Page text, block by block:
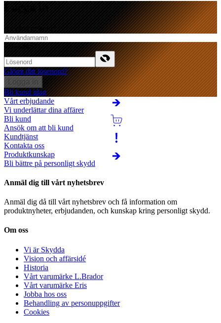
Logga in
Användarnamn*
Lösenord*
Glömt ditt lösenord?
Logga in
Bli kund idag
Vårt erbjudande
Vi underlättar dina affärer
Bli kund
Ansök om att bli kund
Kundtjänst
Kontakta oss
Produktkunskap
Bli bättre på personligt skydd
Anmäl dig till vårt nyhetsbrev
Anmäl dig då till vårt nyhetsbrev och få information om
produktnyheter, erbjudanden, och kunskap kring personligt skydd.
Om oss
Vi är Skydda
Vision och affärsidé
Historia
Vårt varumärke L.Brador
Vårt varumärke Eris
Jobba hos oss
Behandling av personuppgifter
Cookies